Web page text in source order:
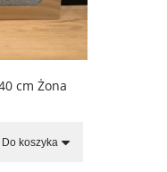
cm Żona
Do koszyka